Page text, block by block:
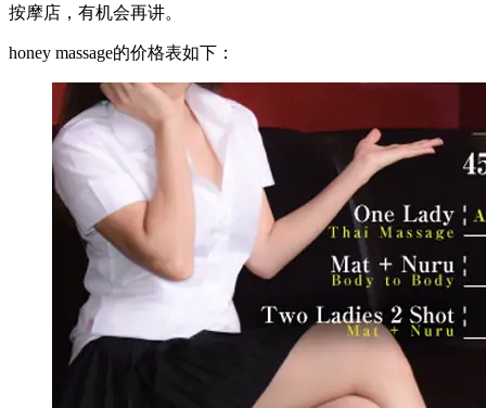
按摩店，有机会再讲。
honey massage的价格表如下：